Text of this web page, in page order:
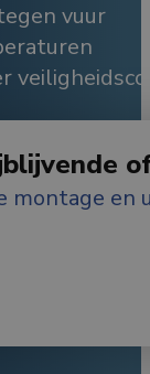
vuur
montage en